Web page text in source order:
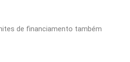
de financiamento também